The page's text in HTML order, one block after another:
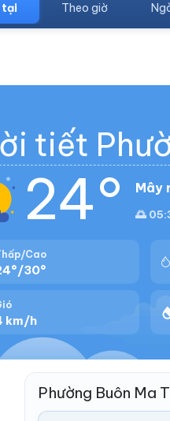
tại Theo giờ
tiết
24° Mây
🌅
Cao
30°
km/h
Phường Buôn Ma